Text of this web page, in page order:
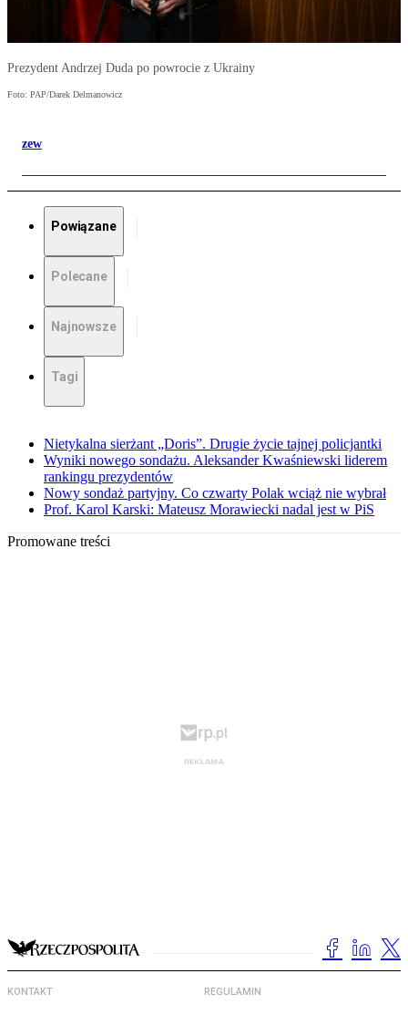
Prezydent Andrzej Duda po powrocie z Ukrainy
Foto: PAP/Darek Delmanowicz
zew
Powiązane
Polecane
Najnowsze
Tagi
Nietykalna sierżant „Doris”. Drugie życie tajnej policjantki
Wyniki nowego sondażu. Aleksander Kwaśniewski liderem
rankingu prezydentów
Nowy sondaż partyjny. Co czwarty Polak wciąż nie wybrał
Prof. Karol Karski: Mateusz Morawiecki nadal jest w PiS
Promowane treści
KONTAKT REGULAMIN